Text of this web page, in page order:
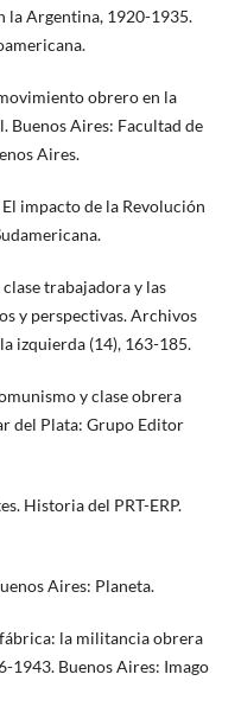
la Argentina, 1920-1935.
obrero en la
Buenos Aires: Facultad de
Aires.
impacto de la Revolución
trabajadora y las
y perspectivas. Archivos
izquierda (14), 163-185.
y clase obrera
del Plata: Grupo Editor
Historia del PRT-ERP.
Aires: Planeta.
la militancia obrera
1943. Buenos Aires: Imago